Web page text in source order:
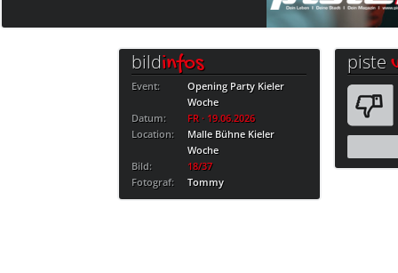
bildinfos
Event:
Opening Party Kieler
Woche
Datum:
FR · 19.06.2026
Location:
Malle Bühne Kieler
Woche
Bild:
18/37
Fotograf:
Tommy
piste